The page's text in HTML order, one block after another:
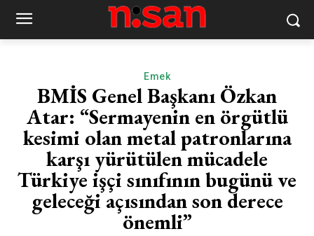
Emek
BMİS Genel Başkanı Özkan
Atar: “Sermayenin en örgütlü
kesimi olan metal patronlarına
karşı yürütülen mücadele
Türkiye işçi sınıfının bugünü ve
geleceği açısından son derece
önemli”